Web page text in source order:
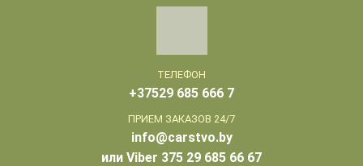
ТЕЛЕФОН
+37529 685 666 7
ПРИЕМ ЗАКАЗОВ 24/7
info@carstvo.by
или Viber 375 29 685 66 67